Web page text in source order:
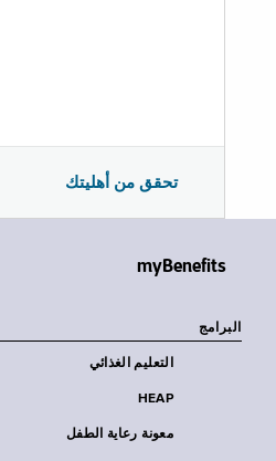
تحقق من أهليتك
myBenefits
البرامج
التعليم الغذائي
HEAP
معونة رعاية الطفل